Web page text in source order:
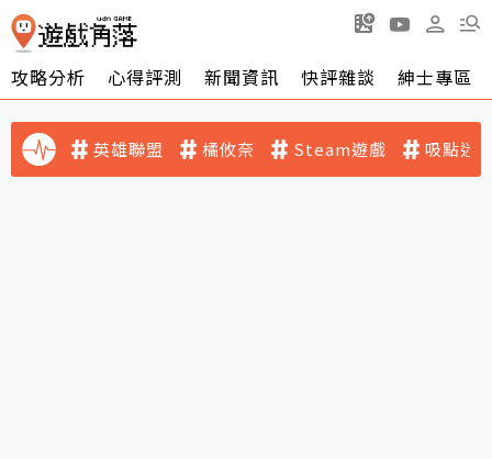
攻略分析 心得評測 新聞資訊 快評雜談 紳士專區
英雄聯盟 橘攸奈 Steam遊戲 吸點迷